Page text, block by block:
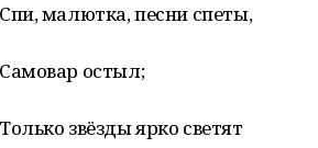
Спи, малютка, песни спеты,
Самовар остыл;
Только звёзды ярко светят